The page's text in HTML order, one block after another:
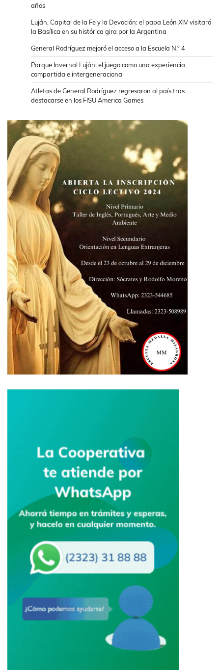
años
Luján, Capital de la Fe y la Devoción: el papa León XIV visitará
la Basílica en su histórica gira por la Argentina
General Rodríguez mejoró el acceso a la Escuela N.° 4
Parque Invernal Luján: el juego como una experiencia
compartida e intergeneracional
Atletas de General Rodríguez regresaron al país tras
destacarse en los FISU America Games